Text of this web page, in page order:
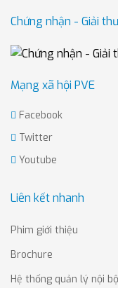
Chứng nhận - Giải
Mạng xã hội PVE
Facebook
Twitter
Youtube
Liên kết nhanh
Phim giới thiệu
Brochure
Hệ thống quản lý nội bộ